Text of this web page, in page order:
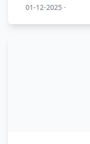
01-12-2025 ·